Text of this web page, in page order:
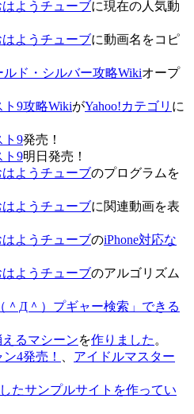
はようチューブに現在の人気動
はようチューブに動画名をコピ
ド・シルバー攻略Wikiオープ
ト9攻略WikiがYahoo!カテゴリ に
ト9発売！
ト9明日発売！
はようチューブのプログラムを
はようチューブに関連動画を表
はようチューブのiPhone対応な
はようチューブのアルゴリズム
＾Д＾）プギャー検索」できる
るマシーンを作りました 。
4発売！
アイドルマスター
たサンプルサイトを作ってい